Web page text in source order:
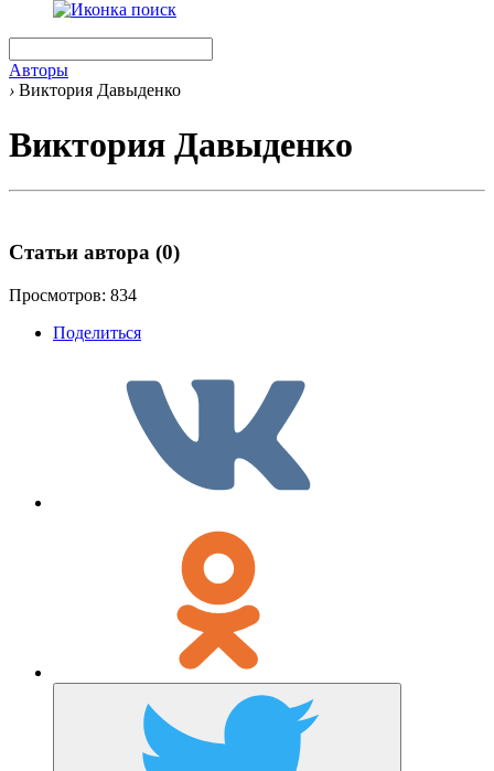
Авторы
› Виктория Давыденко
Виктория Давыденко
Статьи автора (0)
Просмотров: 834
Поделиться